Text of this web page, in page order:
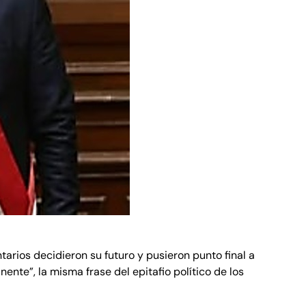
decidieron su futuro y pusieron punto final a
la misma frase del epitafio político de los